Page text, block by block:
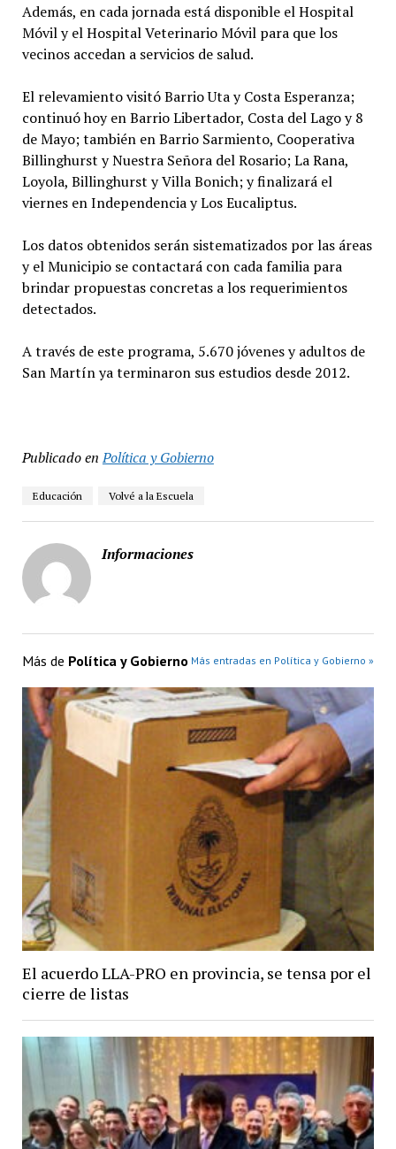
Además, en cada jornada está disponible el Hospital
Móvil y el Hospital Veterinario Móvil para que los
vecinos accedan a servicios de salud.
El relevamiento visitó Barrio Uta y Costa Esperanza;
continuó hoy en Barrio Libertador, Costa del Lago y 8
de Mayo; también en Barrio Sarmiento, Cooperativa
Billinghurst y Nuestra Señora del Rosario; La Rana,
Loyola, Billinghurst y Villa Bonich; y finalizará el
viernes en Independencia y Los Eucaliptus.
Los datos obtenidos serán sistematizados por las áreas
y el Municipio se contactará con cada familia para
brindar propuestas concretas a los requerimientos
detectados.
A través de este programa, 5.670 jóvenes y adultos de
San Martín ya terminaron sus estudios desde 2012.
Publicado en Política y Gobierno
Educación Volvé a la Escuela
Informaciones
Más de Política y Gobierno Más entradas en Política y Gobierno »
El acuerdo LLA-PRO en provincia, se tensa por el
cierre de listas